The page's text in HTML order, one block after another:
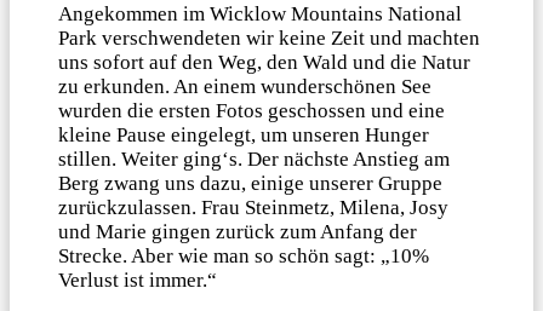
Angekommen im Wicklow Mountains National
Park verschwendeten wir keine Zeit und machten
uns sofort auf den Weg, den Wald und die Natur
zu erkunden. An einem wunderschönen See
wurden die ersten Fotos geschossen und eine
kleine Pause eingelegt, um unseren Hunger
stillen. Weiter ging‘s. Der nächste Anstieg am
Berg zwang uns dazu, einige unserer Gruppe
zurückzulassen. Frau Steinmetz, Milena, Josy
und Marie gingen zurück zum Anfang der
Strecke. Aber wie man so schön sagt: „10%
Verlust ist immer.“